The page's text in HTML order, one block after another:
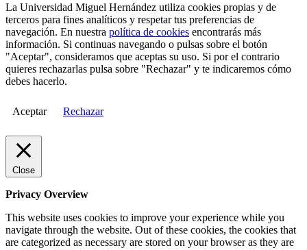
La Universidad Miguel Hernández utiliza cookies propias y de
terceros para fines analíticos y respetar tus preferencias de
navegación. En nuestra política de cookies encontrarás más
información. Si continuas navegando o pulsas sobre el botón
"Aceptar", consideramos que aceptas su uso. Si por el contrario
quieres rechazarlas pulsa sobre "Rechazar" y te indicaremos cómo
debes hacerlo.
Aceptar Rechazar
Close
Privacy Overview
This website uses cookies to improve your experience while you
navigate through the website. Out of these cookies, the cookies that
are categorized as necessary are stored on your browser as they are